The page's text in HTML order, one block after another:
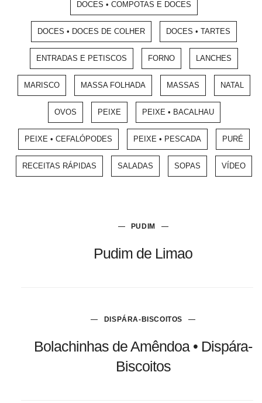
DOCES • COMPOTAS E DOCES
DOCES • DOCES DE COLHER DOCES • TARTES
ENTRADAS E PETISCOS FORNO LANCHES
MARISCO MASSA FOLHADA MASSAS NATAL
OVOS PEIXE PEIXE • BACALHAU
PEIXE • CEFALÓPODES PEIXE • PESCADA PURÉ
RECEITAS RÁPIDAS SALADAS SOPAS VÍDEO
PUDIM
Pudim de Limao
DISPÁRA-BISCOITOS
Bolachinhas de Amêndoa • Dispára-
Biscoitos